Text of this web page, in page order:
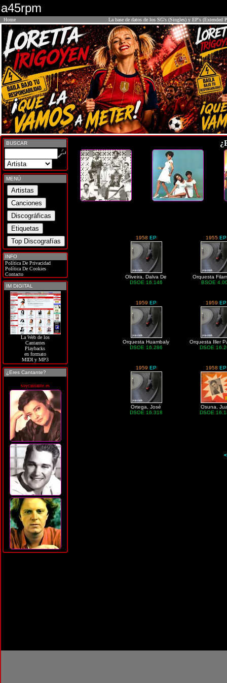
a45rpm
Home La base de datos de los SG's (Singles) y EP's (Extended
BUSCAR
MENÚ
INFO
Política De Privacidad
Política De Cookies
Contacto
IM DIGITAL
La Web de los
Cantantes
Playbacks
en formato
MIDI y MP3
¿Eres Cantante?
soycantante.es
1958 EP
Oliveira, Dalva De
DSOE 16.146
1955 EP
Orquesta
BSOE
1959 EP
Orquesta Huambaly
DSOE 16.286
1959 EP
Orquesta Iller
DSOE
1959 EP
Ortega, José
DSOE 16.318
1958 EP
Osuna,
DSOE